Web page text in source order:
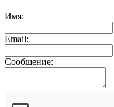
Имя:
Email:
Сообщение: